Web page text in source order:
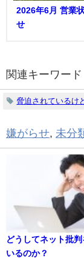
2026年6月 営業
せ
関連キーワード
脅迫されているけ
嫌がらせ, 未分
どうしてネット批
いるのか？